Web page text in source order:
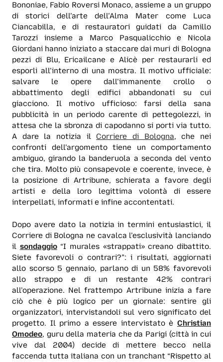
Bononiae, Fabio Roversi Monaco, assieme a un gruppo
di storici dell’arte dell’Alma Mater come Luca
Ciancabilla, e di restauratori guidati da Camillo
Tarozzi insieme a Marco Pasqualicchio e Nicola
Giordani hanno iniziato a staccare dai muri di Bologna
pezzi di Blu, Ericailcane e Alicè per restaurarli ed
esporli all’interno di una mostra. Il motivo ufficiale:
salvare le opere dall’immanente crollo o
abbattimento degli edifici abbandonati su cui
giacciono. Il motivo ufficioso: farsi della sana
pubblicità in un periodo carente di pettegolezzi, in
attesa che la sbronza di capodanno si porti via tutto.
A dare la notizia ilCorriere di Bologna, che nei
confronti dell’argomento tiene un comportamento
ambiguo, girando la banderuola a seconda del vento
che tira. Molto più consapevole e coerente, invece, è
la posizione di Artribune, schierata a favore degli
artisti e della loro legittima volontà di essere
interpellati, informati e infine accontentati.
Dopo avere dato la notizia in termini entusiastici, il
Corriere di Bologna ne cavalca l’esclusività lanciando
il sondaggio“I murales «strappati» creano dibattito.
Siete favorevoli o contrari?”: i risultati, aggiornati
allo scorso 5 gennaio, parlano di un 58% favorevoli
allo strappo e di un restante 42% contrari
all’operazione. Nel frattempo Artribune inizia a fare
ciò che è più logico per un giornale: sentire gli
organizzatori, intervistandoli sul vero significato del
progetto. Il primo a essere intervistato è Christian
Omodeo, guru della materia che da Parigi (città in cui
vive dal 2004) decide di mettere becco nella
faccenda tutta italiana con un tranchant “Rispetto al